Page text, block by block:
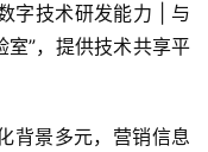
字技术研发能力 | 与
室”，提供技术共享平
背景多元，营销信息